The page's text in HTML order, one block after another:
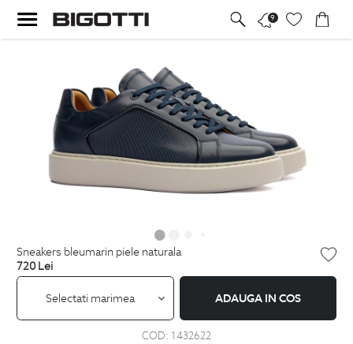
9
sneakers bleumarin piele naturala
720 Lei
Selectati marimea ADAUGA IN COS
COD: 1432622